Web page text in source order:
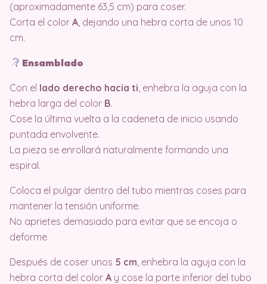
(aproximadamente 63,5 cm) para coser.
Corta el color A, dejando una hebra corta de unos 10
cm.
Ensamblado
Con el lado derecho hacia ti, enhebra la aguja con la
hebra larga del color B.
Cose la última vuelta a la cadeneta de inicio usando
puntada envolvente.
La pieza se enrollará naturalmente formando una
espiral.
Coloca el pulgar dentro del tubo mientras coses para
mantener la tensión uniforme.
No aprietes demasiado para evitar que se encoja o
deforme.
Después de coser unos 5 cm, enhebra la aguja con la
hebra corta del color A y cose la parte inferior del tubo